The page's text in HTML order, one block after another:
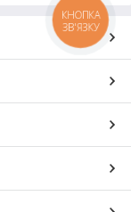
КНОПКА
ЗВ'ЯЗКУ